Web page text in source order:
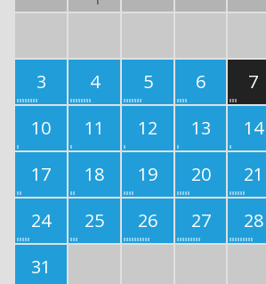
3
4 5 6 7
10
11 12 13 14
17
18 19 20 21
24
25 26 27 28
31